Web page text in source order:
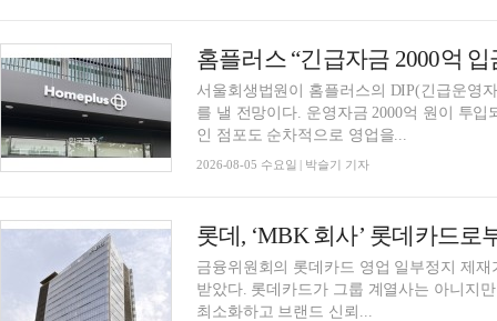
서울회생법원이 홈플러스의 DIP(긴급운영
를 낼 전망이다. 운영자금 2000억 원이 투
인 점포도 순차적으로 영업을...
2026-08-05 수요일 | 박슬기 기자
금융위원회의 롯데카드 영업 일부정지 제
받았다. 롯데카드가 그룹 계열사는 아니지
최소화하고 브랜드 신뢰...